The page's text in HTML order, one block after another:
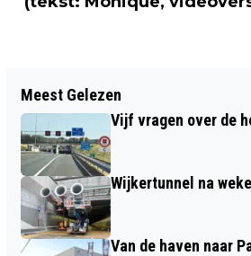
EEN AVOND OM ‘DOOR
HALEN’
Meest Gelezen
Vijf vragen over de
Wijkertunnel na
Van de haven naar